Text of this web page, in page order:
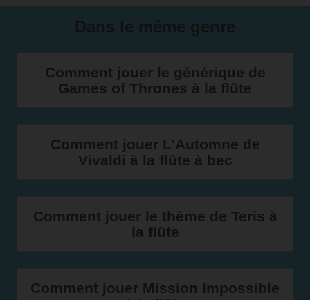
Comment jouer le générique de
Games of Thrones à la flûte
Comment jouer L'Automne de
Vivaldi à la flûte à bec
Comment jouer le thème de Teris à
la flûte
Comment jouer Mission Impossible